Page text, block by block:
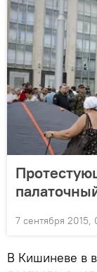
7 сентября 2015,
В Кишиневе в